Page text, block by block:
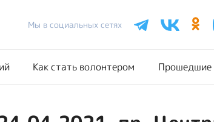
Мы в социальных сетях
Как стать волонтером Прошедшие
Как стать